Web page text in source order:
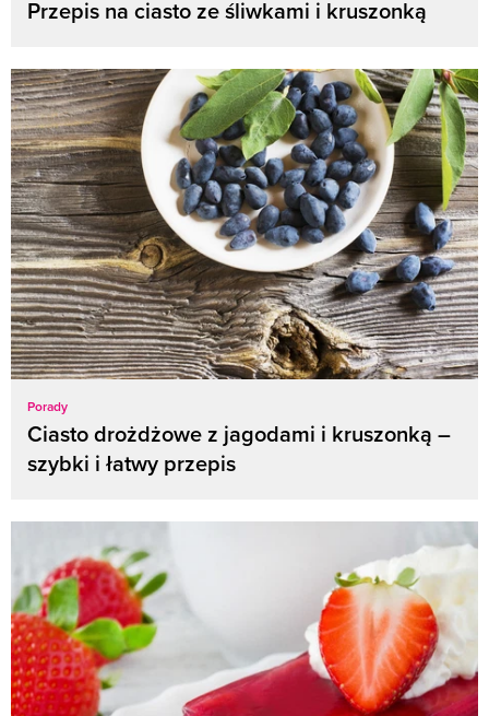
Przepis na ciasto ze śliwkami i kruszonką
Porady
Ciasto drożdżowe z jagodami i kruszonką –
szybki i łatwy przepis